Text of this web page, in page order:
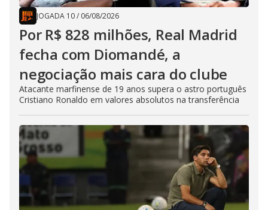
JOGADA 10/ 06/08/2026
Por R$ 828 milhões, Real Madrid
fecha com Diomandé, a
negociação mais cara do clube
Atacante marfinense de 19 anos supera o astro português
Cristiano Ronaldo em valores absolutos na transferência